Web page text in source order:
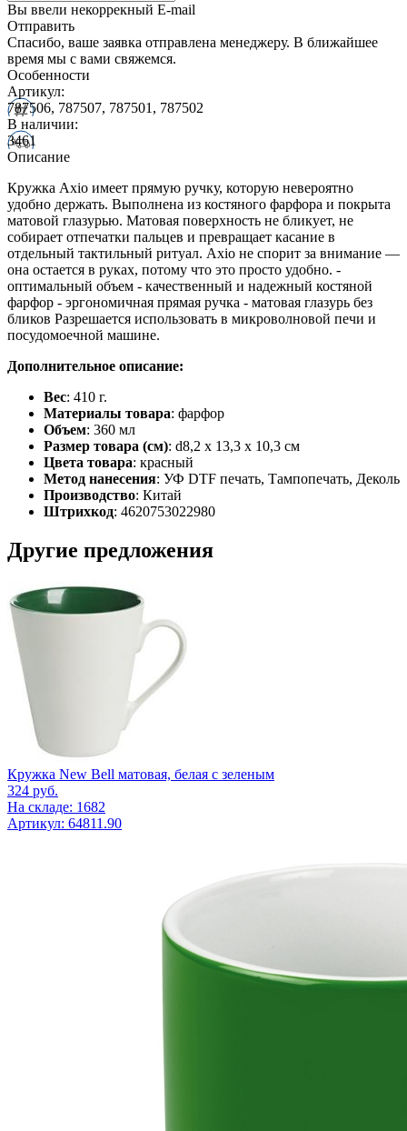
Вы ввели некоррекный E-mail
Отправить
Спасибо, ваше заявка отправлена менеджеру. В ближайшее
время мы с вами свяжемся.
Особенности
Артикул:
787506, 787507, 787501, 787502
В наличии:
3461
Описание
Кружка Axio имеет прямую ручку, которую невероятно
удобно держать. Выполнена из костяного фарфора и покрыта
матовой глазурью. Матовая поверхность не бликует, не
собирает отпечатки пальцев и превращает касание в
отдельный тактильный ритуал. Axio не спорит за внимание —
она остается в руках, потому что это просто удобно. -
оптимальный объем - качественный и надежный костяной
фарфор - эргономичная прямая ручка - матовая глазурь без
бликов Разрешается использовать в микроволновой печи и
посудомоечной машине.
Дополнительное описание:
Вес: 410 г.
Материалы товара: фарфор
Объем: 360 мл
Размер товара (см): d8,2 х 13,3 х 10,3 см
Цвета товара: красный
Метод нанесения: УФ DTF печать, Тампопечать, Деколь
Производство: Китай
Штрихкод: 4620753022980
Другие предложения
Кружка New Bell матовая, белая с зеленым
324 руб.
На складе: 1682
Артикул: 64811.90